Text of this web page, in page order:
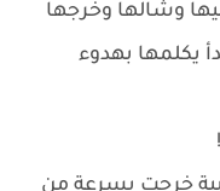
وشالها وخرجها
يكلمها بهدوء
خرجت بسرعة من